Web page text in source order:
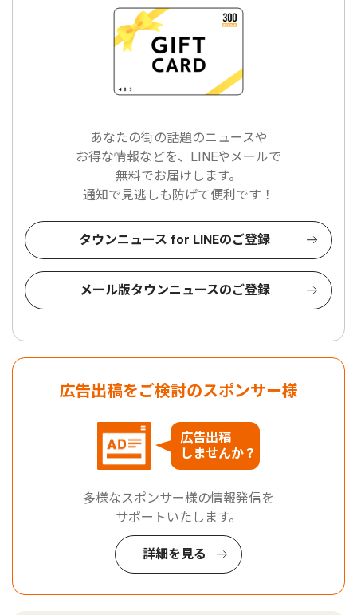
あなたの街の話題のニュースや
お得な情報などを、LINEやメールで
無料でお届けします。
通知で見逃しも防げて便利です！
タウンニュース for LINEのご登録
メール版タウンニュースのご登録
広告出稿をご検討のスポンサー様
広告出稿
しませんか？
多様なスポンサー様の情報発信を
サポートいたします。
詳細を見る